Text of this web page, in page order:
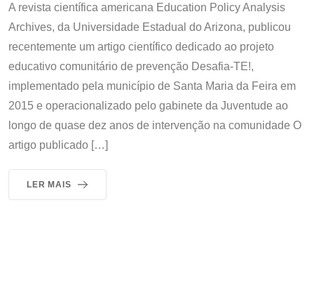
A revista científica americana Education Policy Analysis
Archives, da Universidade Estadual do Arizona, publicou
recentemente um artigo científico dedicado ao projeto
educativo comunitário de prevenção Desafia-TE!,
implementado pela município de Santa Maria da Feira em
2015 e operacionalizado pelo gabinete da Juventude ao
longo de quase dez anos de intervenção na comunidade O
artigo publicado […]
LER MAIS